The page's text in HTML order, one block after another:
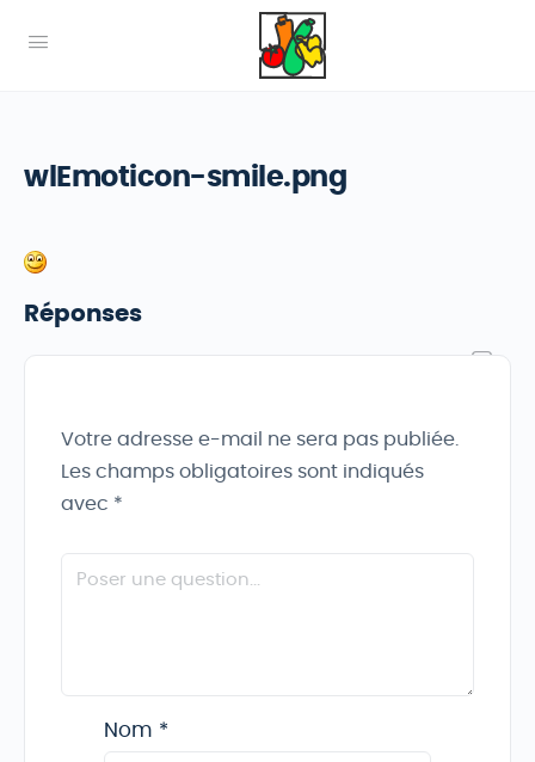
wlEmoticon-smile.png
Réponses
Votre adresse e-mail ne sera pas publiée.
Les champs obligatoires sont indiqués
avec *
Nom *